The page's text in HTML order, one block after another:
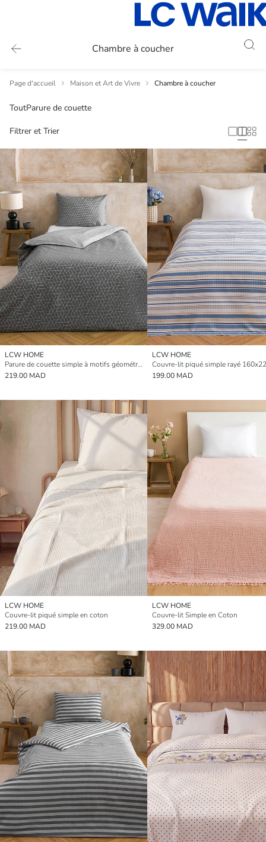
Chambre à coucher
Page d'accueil Maison et Art de Vivre Chambre à coucher
ToutParure de couette
Filtrer et Trier
LCW HOME
Parure de couette simple à motifs géométriques
219.00 MAD
LCW HOME
Couvre-lit piqué simple rayé
199.00 MAD
LCW HOME
Couvre-lit piqué simple en coton
219.00 MAD
LCW HOME
Couvre-lit Simple en Coton
329.00 MAD